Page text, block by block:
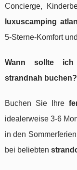
Concierge,
luxuscamping
5-Sterne-Komfort
Wann sollte ich
strandnah buchen?
Buchen Sie Ihre
idealerweise 3-6
in den
bei beliebten